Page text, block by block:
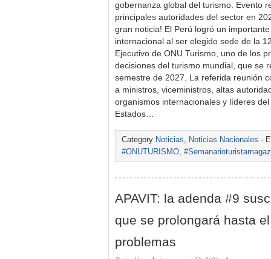
gobernanza global del turismo. Evento
principales autoridades del sector en
gran noticia! El Perú logró un
internacional al ser elegido sede de la
Ejecutivo de ONU Turismo, uno de los
decisiones del turismo mundial, que se
semestre de 2027. La referida reunión
a ministros, viceministros, altas
organismos internacionales y líderes
Estados…
Category Noticias, Noticias Nacionales ·
#ONUTURISMO,
APAVIT: la adenda #9
que se prolongará hasta
problemas